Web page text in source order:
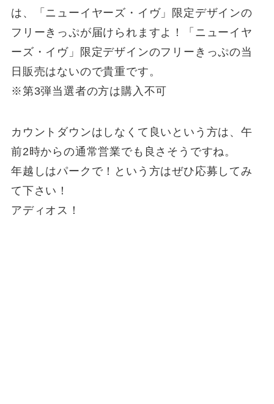
は、「ニューイヤーズ・イヴ」限定デザインの
フリーきっぷが届けられますよ！「ニューイヤ
ーズ・イヴ」限定デザインのフリーきっぷの当
日販売はないので貴重です。
※第3弾当選者の方は購入不可
カウントダウンはしなくて良いという方は、午
前2時からの通常営業でも良さそうですね。
年越しはパークで！という方はぜひ応募してみ
て下さい！
アディオス！